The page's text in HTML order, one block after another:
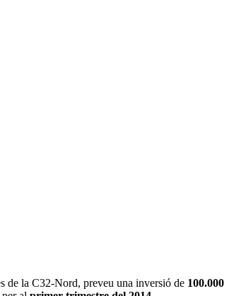
de la C32-Nord, preveu una inversió de 100.000